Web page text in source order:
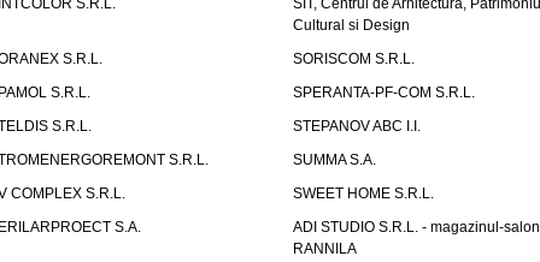
S.R.L.
SIT, Centrul de Arhitectura,
Cultural si Design
S.R.L.
SORISCOM S.R.L.
S.R.L.
SPERANTA-PF-COM S.R.L.
S.R.L.
STEPANOV ABC I.I.
S.R.L.
SUMMA S.A.
COMPLEX S.R.L.
SWEET HOME S.R.L.
S.A.
ADI STUDIO S.R.L. - magazinul-salon
RANNILA